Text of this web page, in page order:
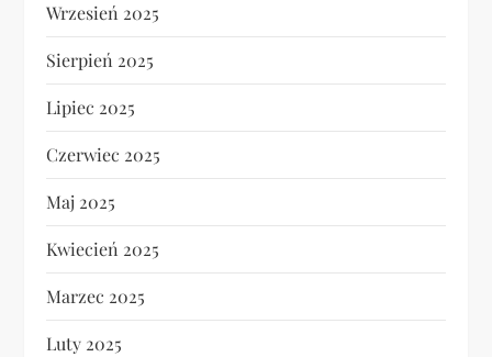
Wrzesień 2025
Sierpień 2025
Lipiec 2025
Czerwiec 2025
Maj 2025
Kwiecień 2025
Marzec 2025
Luty 2025